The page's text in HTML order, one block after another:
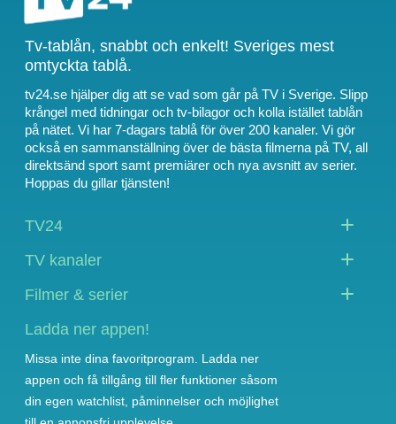
Tv-tablån, snabbt och enkelt! Sveriges mest
omtyckta tablå.
tv24.se hjälper dig att se vad som går på TV i Sverige. Slipp
krångel med tidningar och tv-bilagor och kolla istället tablån
på nätet. Vi har 7-dagars tablå för över 200 kanaler. Vi gör
också en sammanställning över de bästa filmerna på TV, all
direktsänd sport samt premiärer och nya avsnitt av serier.
Hoppas du gillar tjänsten!
TV24
TV kanaler
Filmer & serier
Ladda ner appen!
Missa inte dina favoritprogram. Ladda ner
appen och få tillgång till fler funktioner såsom
din egen watchlist, påminnelser och möjlighet